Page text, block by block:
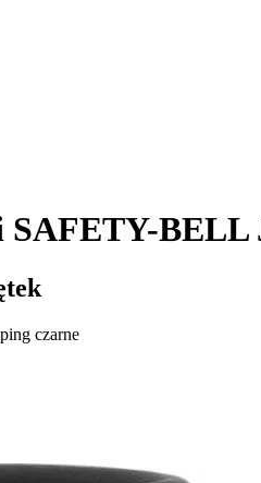
SAFETY-BELL
czarne